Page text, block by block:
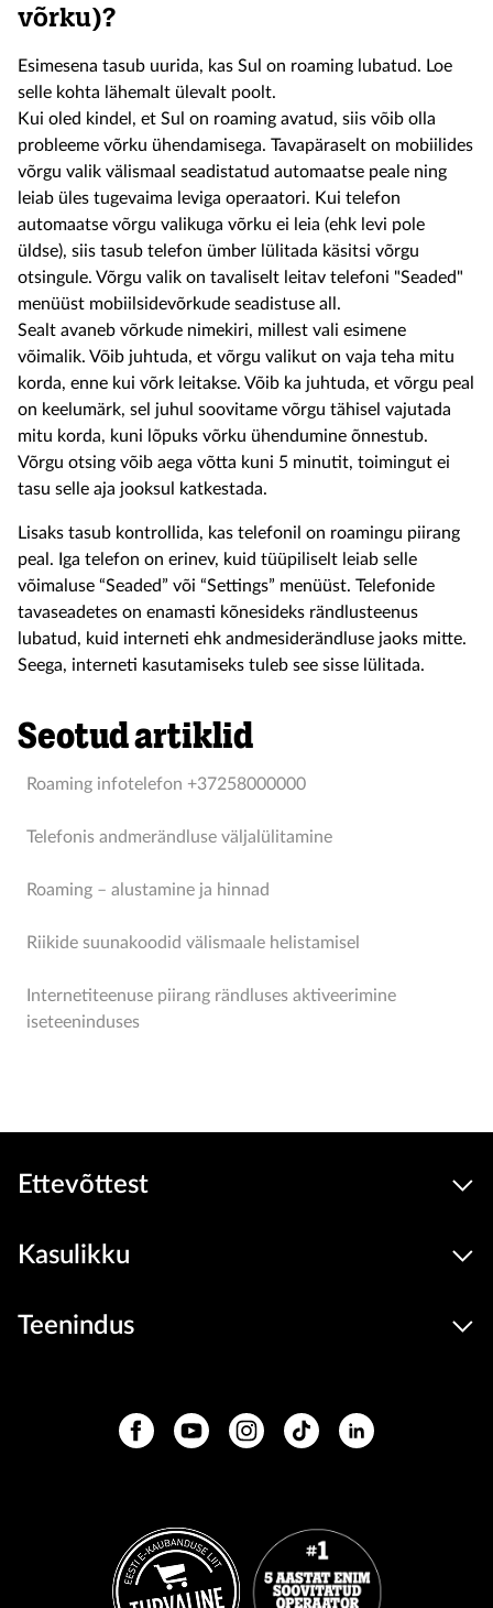
võrku)?
Esimesena tasub uurida, kas Sul on roaming lubatud. Loe
selle kohta lähemalt ülevalt poolt.
Kui oled kindel, et Sul on roaming avatud, siis võib olla
probleeme võrku ühendamisega. Tavapäraselt on mobiilides
võrgu valik välismaal seadistatud automaatse peale ning
leiab üles tugevaima leviga operaatori. Kui telefon
automaatse võrgu valikuga võrku ei leia (ehk levi pole
üldse), siis tasub telefon ümber lülitada käsitsi võrgu
otsingule. Võrgu valik on tavaliselt leitav telefoni "Seaded"
menüüst mobiilsidevõrkude seadistuse all.
Sealt avaneb võrkude nimekiri, millest vali esimene
võimalik. Võib juhtuda, et võrgu valikut on vaja teha mitu
korda, enne kui võrk leitakse. Võib ka juhtuda, et võrgu peal
on keelumärk, sel juhul soovitame võrgu tähisel vajutada
mitu korda, kuni lõpuks võrku ühendumine õnnestub.
Võrgu otsing võib aega võtta kuni 5 minutit, toimingut ei
tasu selle aja jooksul katkestada.
Lisaks tasub kontrollida, kas telefonil on roamingu piirang
peal. Iga telefon on erinev, kuid tüüpiliselt leiab selle
võimaluse “Seaded” või “Settings” menüüst. Telefonide
tavaseadetes on enamasti kõnesideks rändlusteenus
lubatud, kuid interneti ehk andmesiderändluse jaoks mitte.
Seega, interneti kasutamiseks tuleb see sisse lülitada.
Seotud artiklid
Roaming infotelefon +37258000000
Telefonis andmerändluse väljalülitamine
Roaming – alustamine ja hinnad
Riikide suunakoodid välismaale helistamisel
Internetiteenuse piirang rändluses aktiveerimine
iseteeninduses
Ettevõttest
Kasulikku
Teenindus